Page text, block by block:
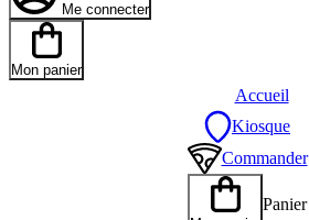
Me connecter
Mon panier
Accueil
Kiosque
Commander
Panier